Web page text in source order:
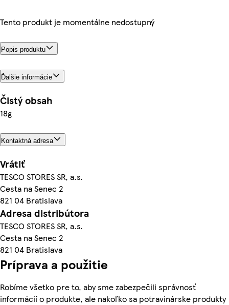
Tento produkt je momentálne nedostupný
Popis produktu
Ďalšie informácie
Čistý obsah
18g
Kontaktná adresa
Vrátiť
TESCO STORES SR, a.s.
Cesta na Senec 2
821 04 Bratislava
Adresa distribútora
TESCO STORES SR, a.s.
Cesta na Senec 2
821 04 Bratislava
Príprava a použitie
Robíme všetko pre to, aby sme zabezpečili správnosť
informácií o produkte, ale nakoľko sa potravinárske produkty